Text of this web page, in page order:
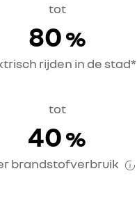
tot
80%
rijden in de stad*
tot
40%
brandstofverbruik